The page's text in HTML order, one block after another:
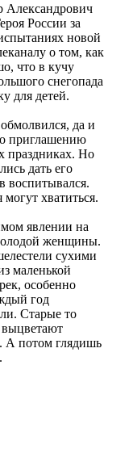
Александрович
России за
новой
о том, как
что в кучу
снегопада
для детей.
да и
приглашению
праздниках. Но
дать его
воспитывался.
хватиться.
явлении на
женщины.
сухими
маленькой
особенно
год
Старые то
выцветают
А потом глядишь